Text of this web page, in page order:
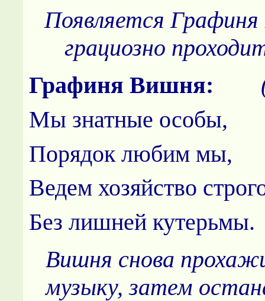
Появляется
грациозно
Графиня Вишня:
Мы знатные особы,
Порядок любим мы,
Ведем хозяйство
Без лишней кутерьмы.
Вишня снова
музыку, затем